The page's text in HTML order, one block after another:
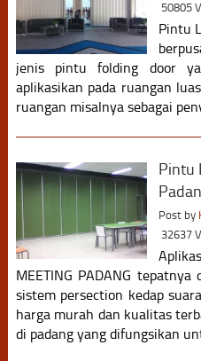
50805
Pintu
jenis pintu folding door
aplikasikan pada ruangan
ruangan misalnya sebagai
Pintu
Post by
32637
MEETING PADANG
sistem persection kedap
harga murah dan kualitas
di padang yang difungsikan